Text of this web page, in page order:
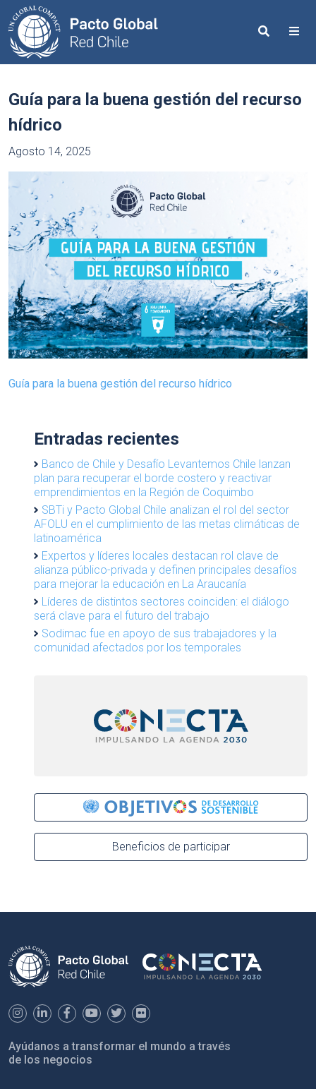
Search
Guía para la buena gestión del recurso
hídrico
Agosto 14, 2025
Guía para la buena gestión del recurso hídrico
Entradas recientes
Banco de Chile y Desafío Levantemos Chile lanzan
plan para recuperar el borde costero y reactivar
emprendimientos en la Región de Coquimbo
SBTi y Pacto Global Chile analizan el rol del sector
AFOLU en el cumplimiento de las metas climáticas de
latinoamérica
Expertos y líderes locales destacan rol clave de
alianza público-privada y definen principales desafíos
para mejorar la educación en La Araucanía
Líderes de distintos sectores coinciden: el diálogo
será clave para el futuro del trabajo
Sodimac fue en apoyo de sus trabajadores y la
comunidad afectados por los temporales
Beneficios de participar
Ayúdanos a transformar el mundo a través
de los negocios